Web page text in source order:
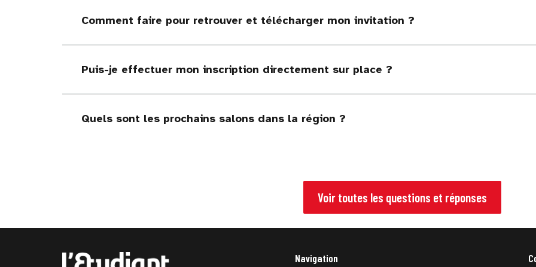
Comment faire pour retrouver et télécharger mon invitation ?
Puis-je effectuer mon inscription directement sur place ?
Quels sont les prochains salons dans la région ?
Voir toutes les questions et réponses
Navigation